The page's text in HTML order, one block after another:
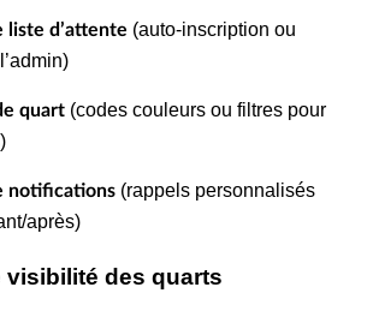
liste d’attente (auto-inscription ou
quart (codes couleurs ou filtres pour
notifications (rappels personnalisés
après)
visibilité des quarts